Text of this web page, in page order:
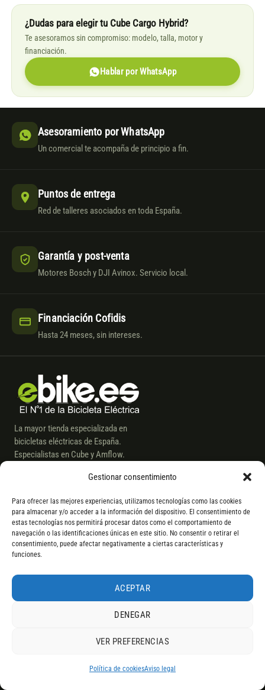
Gestionar consentimiento
Para ofrecer las mejores experiencias, utilizamos tecnologías como las cookies
para almacenar y/o acceder a la información del dispositivo. El consentimiento de
estas tecnologías nos permitirá procesar datos como el comportamiento de
navegación o las identificaciones únicas en este sitio. No consentir o retirar el
consentimiento, puede afectar negativamente a ciertas características y
funciones.
ACEPTAR
DENEGAR
VER PREFERENCIAS
Política de cookiesAviso legal
¿Dudas para elegir tu Cube Cargo Hybrid?
Te asesoramos sin compromiso: modelo, talla, motor y
financiación.
Hablar por WhatsApp
Asesoramiento por WhatsApp
Un comercial te acompaña de principio a fin.
Puntos de entrega
Red de talleres asociados en toda España.
Garantía y post-venta
Motores Bosch y DJI Avinox. Servicio local.
Financiación Cofidis
Hasta 24 meses, sin intereses.
La mayor tienda especializada en
bicicletas eléctricas de España.
Especialistas en Cube y Amflow.
BICICLETAS
eMTB Doble suspensión
RESEÑAS DE